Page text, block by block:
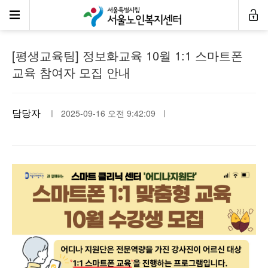
공지사항
[평생교육팀] 정보화교육 10월 1:1 스마트폰
교육 참여자 모집 안내
담당자 ㅣ 2025-09-16 오전 9:42:09 ㅣ